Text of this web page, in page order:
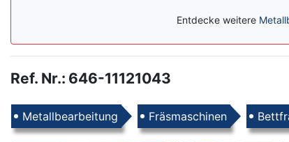
Entdecke weitere
Ref. Nr.: 646-11121043
Produkte
Metallbearbeitung Fräsmaschinen